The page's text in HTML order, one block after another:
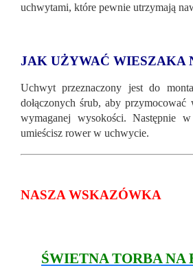
uchwytami, które pewnie utrzymają
JAK UŻYWAĆ WIESZAKA
Uchwyt przeznaczony jest do
dołączonych śrub, aby przymocować
wymaganej wysokości. Następnie
umieścisz rower w uchwycie.
NASZA WSKAZÓWKA
ŚWIETNA TORBA NA